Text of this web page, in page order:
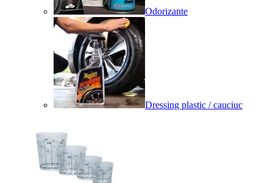
Odorizante
Dressing plastic / cauciuc